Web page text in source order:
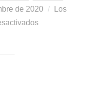
de 2020
Los